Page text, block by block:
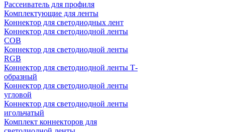
Рассеиватель для профиля
Комплектующие для ленты
Коннектор для светодиодных лент
Коннектор для светодиодной ленты
COB
Коннектор для светодиодной ленты
RGB
Коннектор для светодиодной ленты Т-
образный
Коннектор для светодиодной ленты
угловой
Коннектор для светодиодной ленты
игольчатый
Комплект коннекторов для